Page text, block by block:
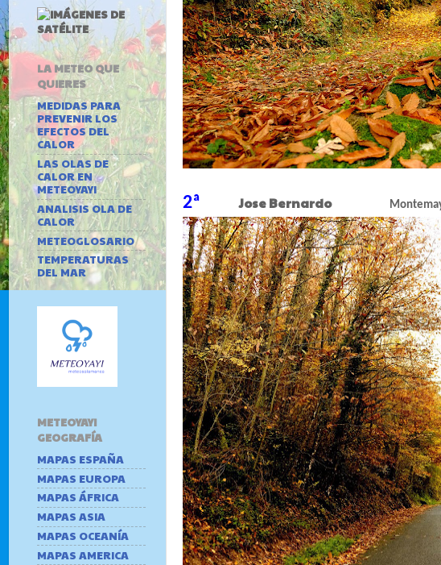
2ª Jose Bernardo
LA METEO QUE
QUIERES
MEDIDAS PARA
PREVENIR LOS
EFECTOS DEL
CALOR
LAS OLAS DE
CALOR EN
METEOYAYI
ANALISIS OLA DE
CALOR
METEOGLOSARIO
TEMPERATURAS
DEL MAR
METEOYAYI
GEOGRAFÍA
MAPAS ESPAÑA
MAPAS EUROPA
MAPAS ÁFRICA
MAPAS ASIA
MAPAS OCEANÍA
MAPAS AMERICA